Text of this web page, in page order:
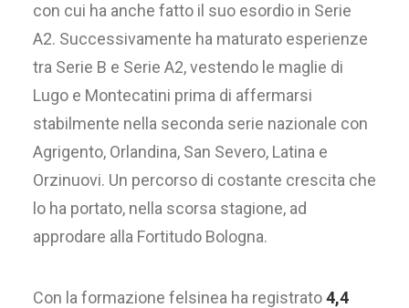
con cui ha anche fatto il suo esordio in Serie
A2. Successivamente ha maturato esperienze
tra Serie B e Serie A2, vestendo le maglie di
Lugo e Montecatini prima di affermarsi
stabilmente nella seconda serie nazionale con
Agrigento, Orlandina, San Severo, Latina e
Orzinuovi. Un percorso di costante crescita che
lo ha portato, nella scorsa stagione, ad
approdare alla Fortitudo Bologna.
Con la formazione felsinea ha registrato4,4